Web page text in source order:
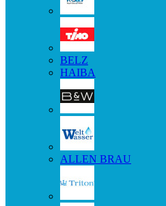
BELZ
HAIBA
ALLEN BRAU